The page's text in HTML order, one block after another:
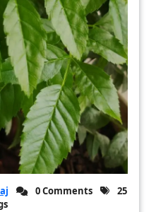
0 Comments
25